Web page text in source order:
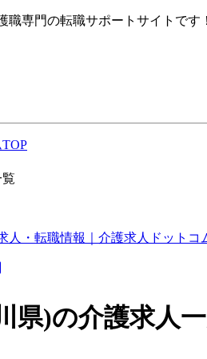
職専門の転職サポートサイトです
県)の介護求人